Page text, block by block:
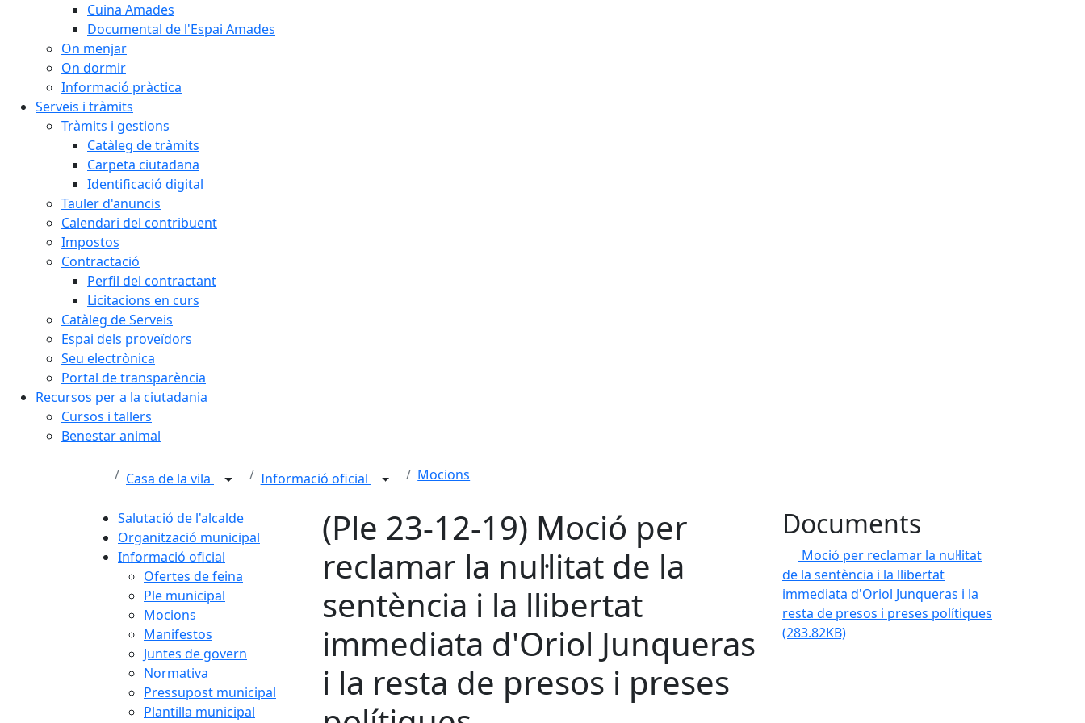
Cuina Amades
Documental de l'Espai Amades
On menjar
On dormir
Informació pràctica
Serveis i tràmits
Tràmits i gestions
Catàleg de tràmits
Carpeta ciutadana
Identificació digital
Tauler d'anuncis
Calendari del contribuent
Impostos
Contractació
Perfil del contractant
Licitacions en curs
Catàleg de Serveis
Espai dels proveïdors
Seu electrònica
Portal de transparència
Recursos per a la ciutadania
Cursos i tallers
Benestar animal
Casa de la vila Informació oficial Mocions
Salutació de l'alcalde
Organització municipal
Informació oficial
Ofertes de feina
Ple municipal
Mocions
Manifestos
Juntes de govern
Normativa
Pressupost municipal
Plantilla municipal
(Ple 23-12-19) Moció per
reclamar la nul·litat de la
sentència i la llibertat
immediata d'Oriol Junqueras
i la resta de presos i preses
Documents
Moció per reclamar la nul·litat
de la sentència i la llibertat
immediata d'Oriol Junqueras i la
resta de presos i preses polítiques
(283.82KB)